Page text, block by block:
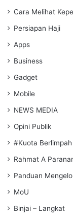
Cara Melihat
Persiapan Haji
Apps
Business
Gadget
Mobile
NEWS MEDIA
Opini Publik
#Kuota Berlimpah
Rahmat A
Panduan
MoU
Binjai – Langkat